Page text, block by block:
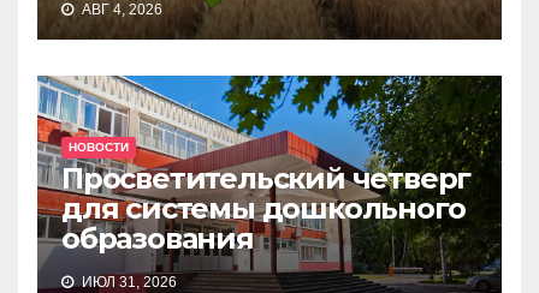
АВГ 4, 2026
НОВОСТИ
Просветительский четверг
для системы дошкольного
образования
ИЮЛ 31, 2026